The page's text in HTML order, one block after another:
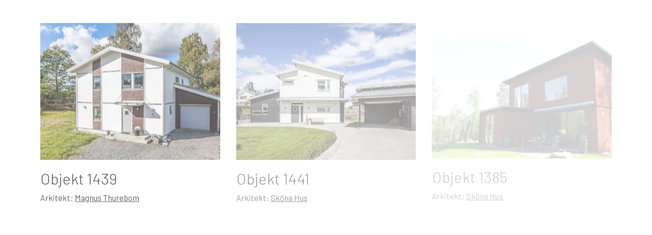
Objekt 1439
Arkitekt:Magnus Thurebom
Objekt 1441
Arkitekt: Sköna Hus
Objekt 1385
Arkitekt:Sköna Hus